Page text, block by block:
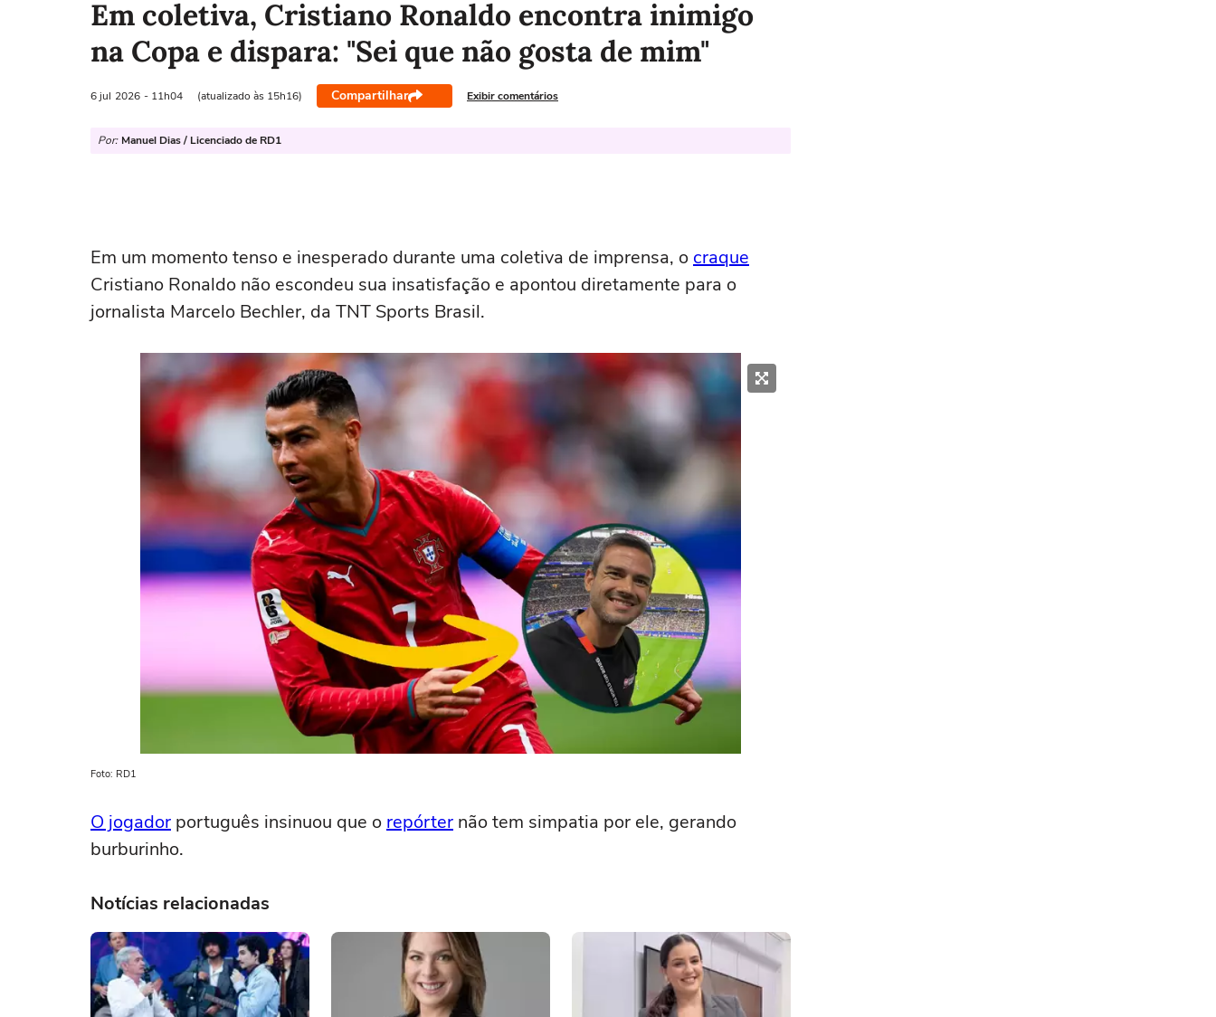
Em coletiva, Cristiano Ronaldo encontra inimigo
na Copa e dispara: "Sei que não gosta de mim"
6 jul 2026 - 11h04 (atualizado às 15h16) Compartilhar Exibir comentários
Por: Manuel Dias / Licenciado de RD1
Em um momento tenso e inesperado durante uma coletiva de imprensa, o craque
Cristiano Ronaldo não escondeu sua insatisfação e apontou diretamente para o
jornalista Marcelo Bechler, da TNT Sports Brasil.
Foto: RD1
O jogador português insinuou que o repórter não tem simpatia por ele, gerando
burburinho.
Notícias relacionadas